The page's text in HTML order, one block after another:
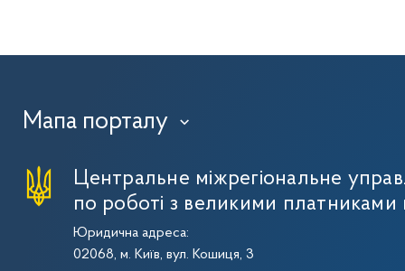
Мапа порталу ›
Центральне міжрегіональне
по роботі з великими платниками
Юридична адреса:
02068, м. Київ, вул. Кошиця, 3